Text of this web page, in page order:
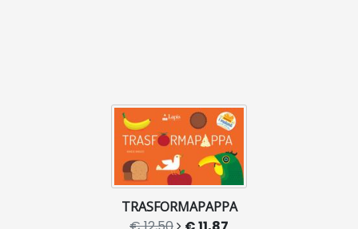
TRASFORMAPAPPA